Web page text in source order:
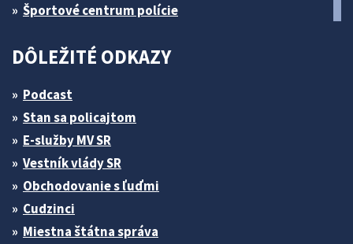
Športové centrum polície
DÔLEŽITÉ ODKAZY
Podcast
Stan sa policajtom
E-služby MV SR
Vestník vlády SR
Obchodovanie s ľuďmi
Cudzinci
Miestna štátna správa